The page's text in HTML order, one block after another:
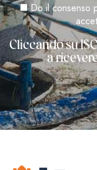
Do il consenso
Cliccando su
a